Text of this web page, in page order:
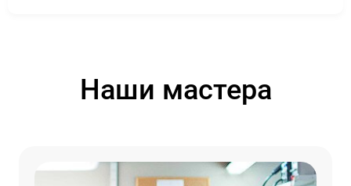
Наши мастера